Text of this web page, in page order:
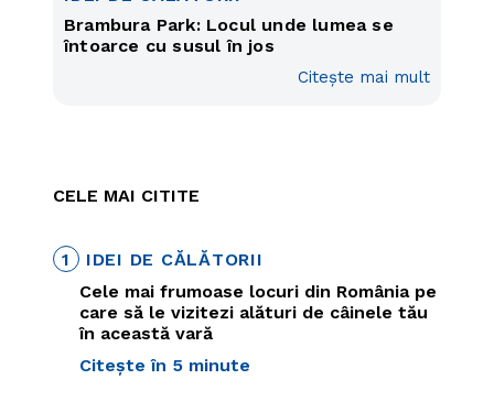
Brambura Park: Locul unde lumea se
întoarce cu susul în jos
Citește mai mult
CELE MAI CITITE
1
IDEI DE CĂLĂTORII
Cele mai frumoase locuri din România pe
care să le vizitezi alături de câinele tău
în această vară
Citește în 5 minute